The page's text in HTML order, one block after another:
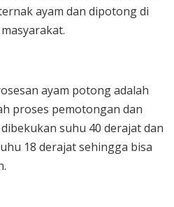
ayam dan dipotong di
ayam potong adalah
proses pemotongan dan
suhu 40 derajat dan
18 derajat sehingga bisa